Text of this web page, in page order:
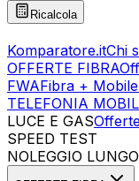
Ricalcola
Komparatore.itChi
OFFERTE FIBRA
FWAFibra + Mobile
TELEFONIA
LUCE E GAS
SPEED TEST
NOLEGGIO